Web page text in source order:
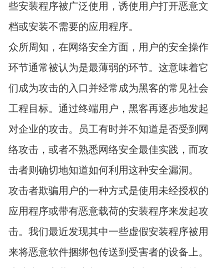
些安装程序被广泛使用，诱使用户打开恶意文
档或安装不需要的应用程序。
众所周知，在网络安全方面，用户的安全操作
环节通常被认为是最薄弱的环节。这意味着它
们成为攻击的入口并经常成为黑客的常见社会
工程目标。通过终端用户，黑客再逐步地发起
对企业的攻击。员工有时并不知道是否受到网
络攻击，或者不熟悉网络安全最佳实践，而攻
击者则确切地知道如何利用这种安全漏洞。
攻击者欺骗用户的一种方式是使用未经授权的
应用程序或带有恶意载荷的安装程序来发起攻
击。我们最近发现其中一些虚假安装程序被用
来将恶意软件捆绑包传送到受害者的设备上。